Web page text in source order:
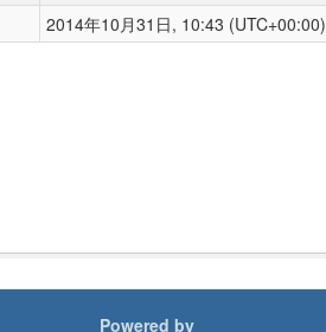
2014年10月31日, 10:43 (UTC+00:00)
Powered by